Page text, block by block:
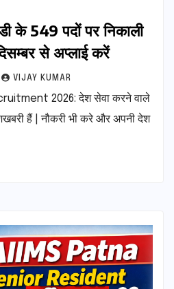
के 549 पदों पर निकाली
से अप्लाई करें
VIJAY KUMAR
2026: देश सेवा करने वाले
हैं | नौकरी भी करे और अपनी देश